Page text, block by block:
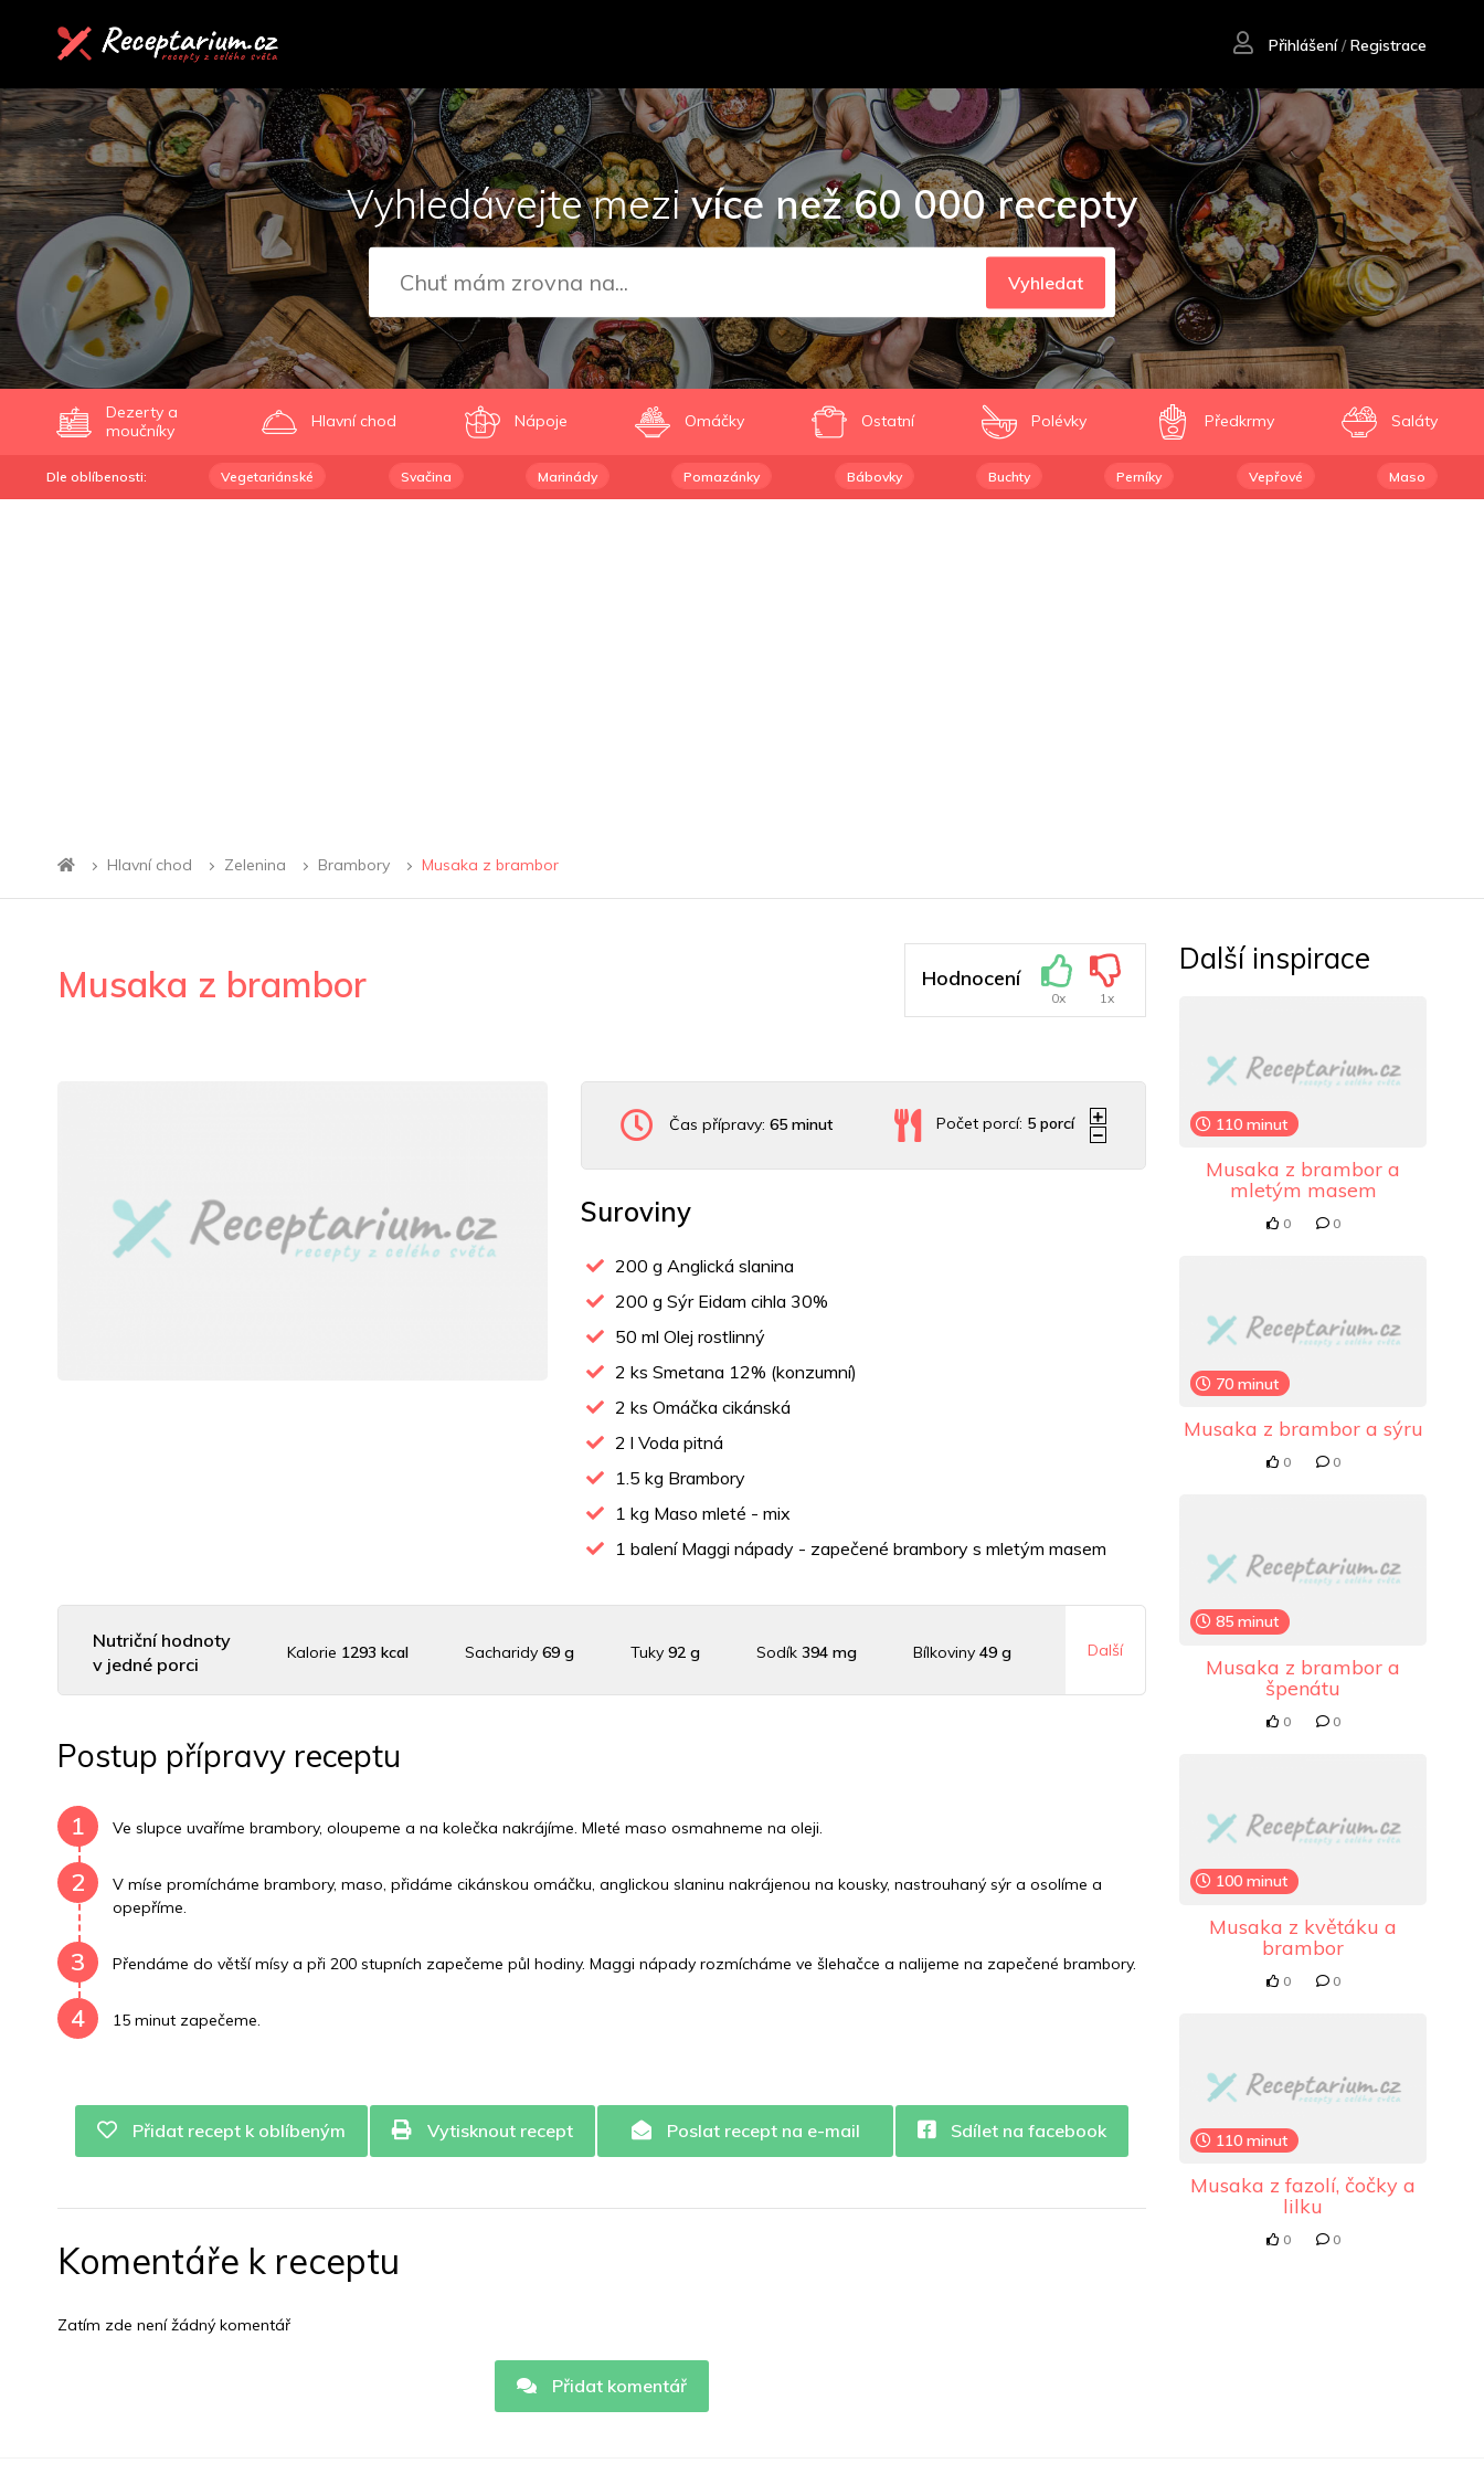
Přihlášení/Registrace
Vyhledávejte mezivíce než 60 000 recepty
Vyhledat
Dezerty a
moučníky
Hlavní chod Nápoje Omáčky Ostatní Polévky Předkrmy Saláty
Dle oblíbenosti: Vegetariánské Svačina Marinády Pomazánky Bábovky Buchty Perníky Vepřové Maso
Hlavní chod Zelenina Brambory Musaka z brambor
Musaka z brambor Hodnocení
0x 1x
Čas přípravy:65 minut Počet porcí: 5 porcí
Suroviny
200 g Anglická slanina
200 g Sýr Eidam cihla 30%
50 ml Olej rostlinný
2 ks Smetana 12% (konzumní)
2 ks Omáčka cikánská
2 l Voda pitná
1.5 kg Brambory
1 kg Maso mleté - mix
1 balení Maggi nápady - zapečené brambory s mletým masem
Nutriční hodnoty
v jedné porci
Kalorie 1293 kcal Sacharidy 69 g Tuky 92 g Sodík 394 mg Bílkoviny 49 g Další
Postup přípravy receptu
1 Ve slupce uvaříme brambory, oloupeme a na kolečka nakrájíme. Mleté maso osmahneme na oleji.
2
V míse promícháme brambory, maso, přidáme cikánskou omáčku, anglickou slaninu nakrájenou na kousky, nastrouhaný sýr a osolíme a
opepříme.
3 Přendáme do větší mísy a při 200 stupních zapečeme půl hodiny. Maggi nápady rozmícháme ve šlehačce a nalijeme na zapečené brambory.
4 15 minut zapečeme.
Přidat recept k oblíbeným Vytisknout recept Poslat recept na e-mail Sdílet na facebook
Komentáře k receptu
Zatím zde není žádný komentář
Přidat komentář
Další inspirace
110 minut
Musaka z brambor a
mletým masem
0 0
70 minut
Musaka z brambor a sýru
0 0
85 minut
Musaka z brambor a
špenátu
0 0
100 minut
Musaka z květáku a
brambor
0 0
110 minut
Musaka z fazolí, čočky a
lilku
0 0